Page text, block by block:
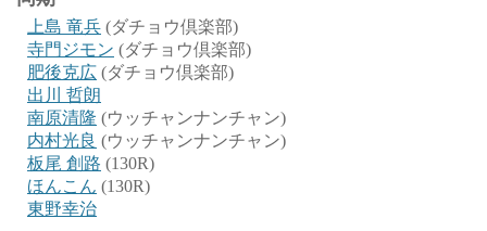
上島 竜兵 (ダチョウ倶楽部)
寺門ジモン (ダチョウ倶楽部)
肥後克広 (ダチョウ倶楽部)
出川 哲朗
南原清隆 (ウッチャンナンチャン)
内村光良 (ウッチャンナンチャン)
板尾 創路 (130R)
ほんこん (130R)
東野幸治